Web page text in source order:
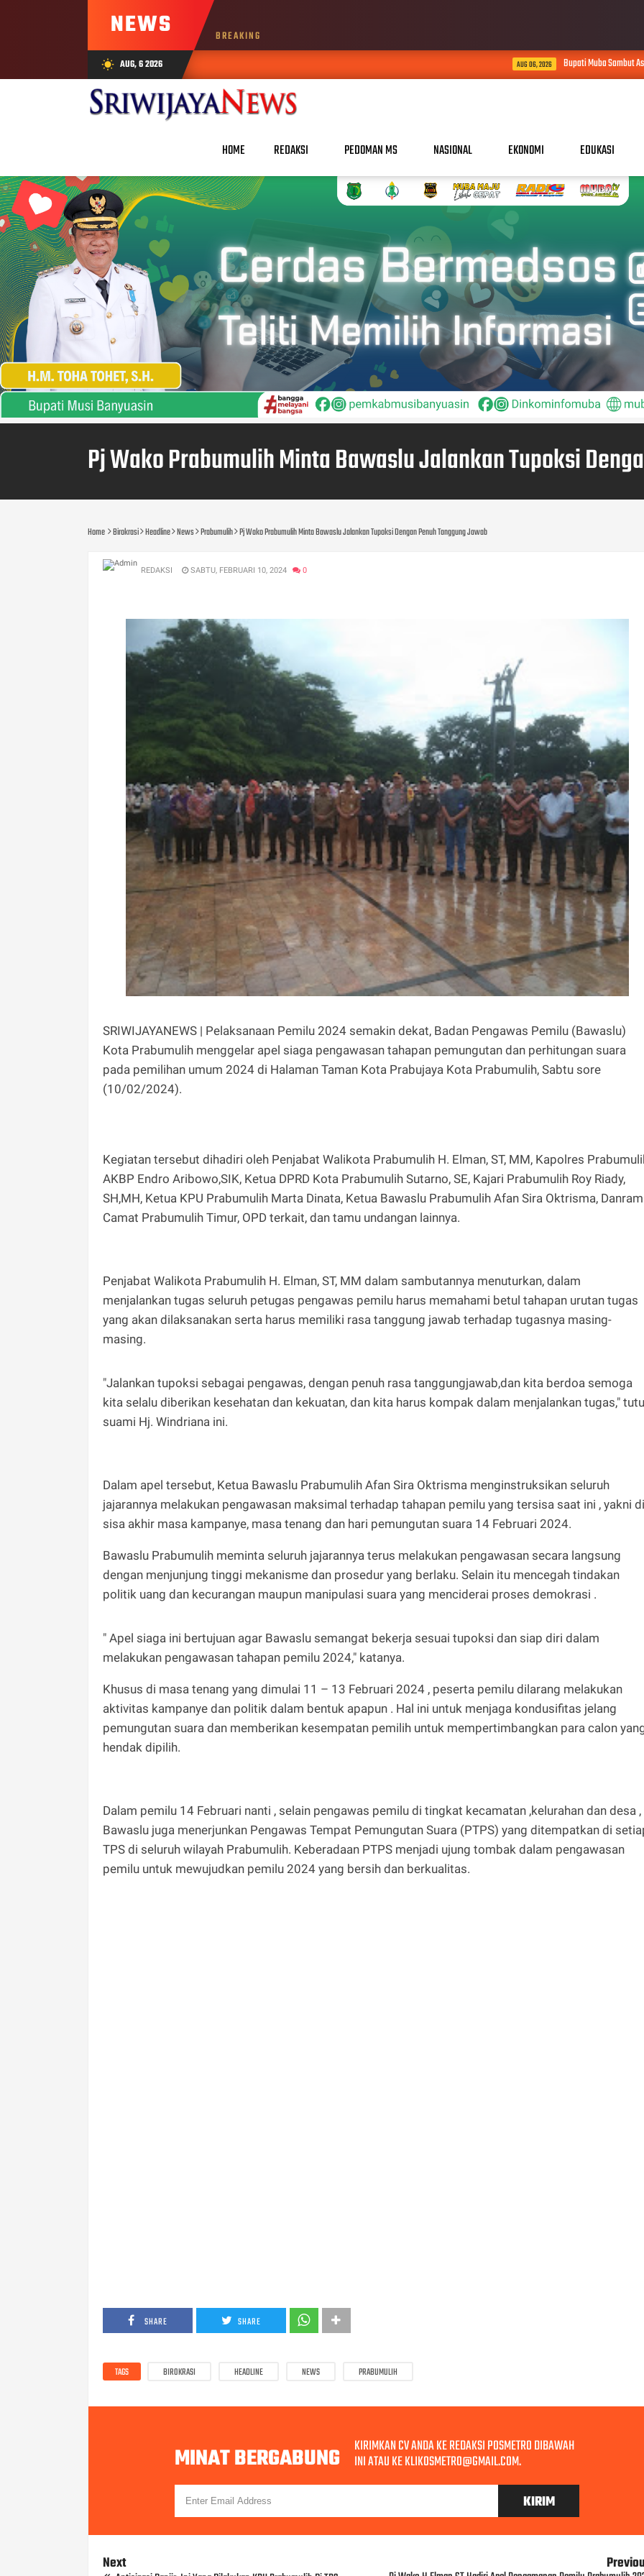
NEWS BREAKING
wb_sunny AUG, 6 2026 Bupati Muba Sambut Aspirasi Santun
HOME REDAKSI PEDOMAN MS NASIONAL EKONOMI EDUKASI
Pj Wako Prabumulih Minta Bawaslu Jalankan Tupoksi
Home Birokrasi Headline News Prabumulih Pj Wako Prabumulih Minta Bawaslu Jalankan Tupoksi Dengan Penuh Tanggung Jawab
REDAKSI SABTU, FEBRUARI 10, 2024 0
SRIWIJAYANEWS | Pelaksanaan Pemilu 2024 semakin dekat, Badan Pengawas Pemilu (Bawaslu)
Kota Prabumulih menggelar apel siaga pengawasan tahapan pemungutan dan perhitungan suara
pada pemilihan umum 2024 di Halaman Taman Kota Prabujaya Kota Prabumulih, Sabtu sore
(10/02/2024).
Kegiatan tersebut dihadiri oleh Penjabat Walikota Prabumulih H. Elman, ST, MM, Kapolres
AKBP Endro Aribowo,SIK, Ketua DPRD Kota Prabumulih Sutarno, SE, Kajari Prabumulih Roy Riady,
SH,MH, Ketua KPU Prabumulih Marta Dinata, Ketua Bawaslu Prabumulih Afan Sira Oktrisma,
Camat Prabumulih Timur, OPD terkait, dan tamu undangan lainnya.
Penjabat Walikota Prabumulih H. Elman, ST, MM dalam sambutannya menuturkan, dalam
menjalankan tugas seluruh petugas pengawas pemilu harus memahami betul tahapan urutan tugas
yang akan dilaksanakan serta harus memiliki rasa tanggung jawab terhadap tugasnya masing-
masing.
"Jalankan tupoksi sebagai pengawas, dengan penuh rasa tanggungjawab,dan kita berdoa semoga
kita selalu diberikan kesehatan dan kekuatan, dan kita harus kompak dalam menjalankan tugas,"
suami Hj. Windriana ini.
Dalam apel tersebut, Ketua Bawaslu Prabumulih Afan Sira Oktrisma menginstruksikan seluruh
jajarannya melakukan pengawasan maksimal terhadap tahapan pemilu yang tersisa saat ini , yakni di
sisa akhir masa kampanye, masa tenang dan hari pemungutan suara 14 Februari 2024.
Bawaslu Prabumulih meminta seluruh jajarannya terus melakukan pengawasan secara langsung
dengan menjunjung tinggi mekanisme dan prosedur yang berlaku. Selain itu mencegah tindakan
politik uang dan kecurangan maupun manipulasi suara yang menciderai proses demokrasi .
" Apel siaga ini bertujuan agar Bawaslu semangat bekerja sesuai tupoksi dan siap diri dalam
melakukan pengawasan tahapan pemilu 2024," katanya.
Khusus di masa tenang yang dimulai 11 – 13 Februari 2024 , peserta pemilu dilarang melakukan
aktivitas kampanye dan politik dalam bentuk apapun . Hal ini untuk menjaga kondusifitas jelang
pemungutan suara dan memberikan kesempatan pemilih untuk mempertimbangkan para calon
hendak dipilih.
Dalam pemilu 14 Februari nanti , selain pengawas pemilu di tingkat kecamatan ,kelurahan dan desa ,
Bawaslu juga menerjunkan Pengawas Tempat Pemungutan Suara (PTPS) yang ditempatkan di
TPS di seluruh wilayah Prabumulih. Keberadaan PTPS menjadi ujung tombak dalam pengawasan
pemilu untuk mewujudkan pemilu 2024 yang bersih dan berkualitas.
SHARE SHARE
TAGS BIROKRASI HEADLINE NEWS PRABUMULIH
MINAT BERGABUNG KIRIMKAN CV ANDA KE REDAKSI POSMETRO DIBAWAH
INI ATAU KE KLIKOSMETRO@GMAIL.COM.
Next